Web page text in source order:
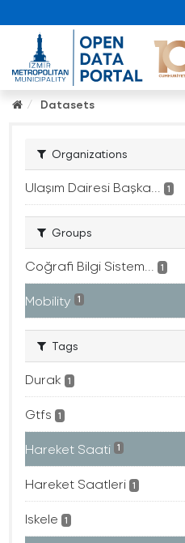
Datasets
Organizations
Ulaşım Dairesi Başka... 1
Groups
Coğrafi Bilgi Sistem... 1
Mobility 1
Tags
Durak 1
Gtfs 1
Hareket Saati 1
Hareket Saatleri 1
Iskele 1